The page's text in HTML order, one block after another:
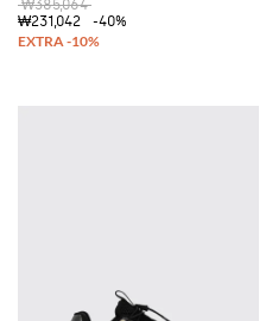
₩385,064
₩231,042
-40%